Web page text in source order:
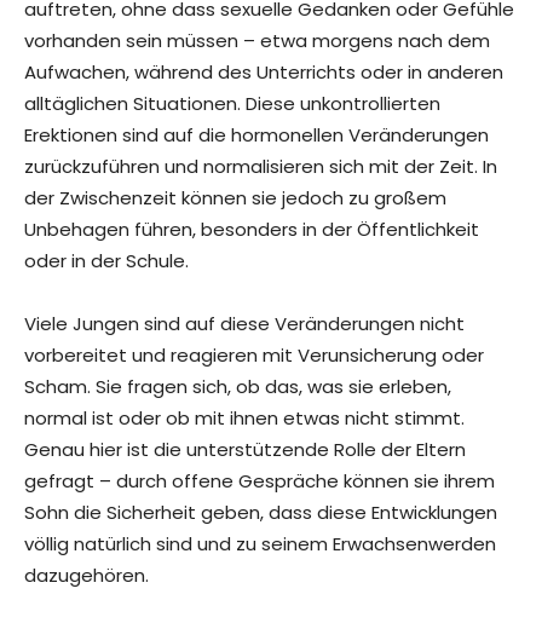
auftreten, ohne dass sexuelle Gedanken oder Gefühle
vorhanden sein müssen – etwa morgens nach dem
Aufwachen, während des Unterrichts oder in anderen
alltäglichen Situationen. Diese unkontrollierten
Erektionen sind auf die hormonellen Veränderungen
zurückzuführen und normalisieren sich mit der Zeit. In
der Zwischenzeit können sie jedoch zu großem
Unbehagen führen, besonders in der Öffentlichkeit
oder in der Schule.
Viele Jungen sind auf diese Veränderungen nicht
vorbereitet und reagieren mit Verunsicherung oder
Scham. Sie fragen sich, ob das, was sie erleben,
normal ist oder ob mit ihnen etwas nicht stimmt.
Genau hier ist die unterstützende Rolle der Eltern
gefragt – durch offene Gespräche können sie ihrem
Sohn die Sicherheit geben, dass diese Entwicklungen
völlig natürlich sind und zu seinem Erwachsenwerden
dazugehören.